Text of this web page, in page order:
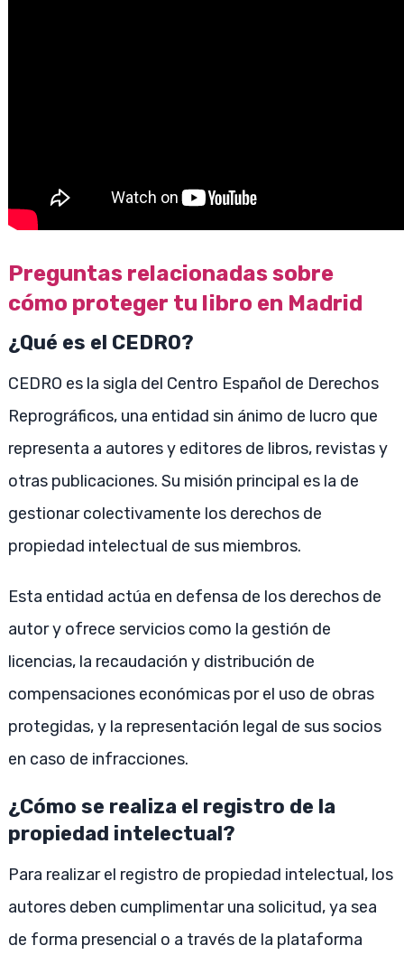
Preguntas relacionadas sobre
cómo proteger tu libro en Madrid
¿Qué es el CEDRO?
CEDRO es la sigla del Centro Español de Derechos
Reprográficos, una entidad sin ánimo de lucro que
representa a autores y editores de libros, revistas y
otras publicaciones. Su misión principal es la de
gestionar colectivamente los derechos de
propiedad intelectual de sus miembros.
Esta entidad actúa en defensa de los derechos de
autor y ofrece servicios como la gestión de
licencias, la recaudación y distribución de
compensaciones económicas por el uso de obras
protegidas, y la representación legal de sus socios
en caso de infracciones.
¿Cómo se realiza el registro de la
propiedad intelectual?
Para realizar el registro de propiedad intelectual, los
autores deben cumplimentar una solicitud, ya sea
de forma presencial o a través de la plataforma